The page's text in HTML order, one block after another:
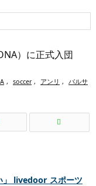
）に正式入団
, soccer , アンリ ,
バルサ
」 livedoor スポーツ